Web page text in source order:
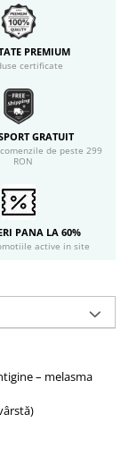
PREMIUM
certificate
GRATUIT
de peste 299
RON
PANA LA 60%
active in site
– melasma